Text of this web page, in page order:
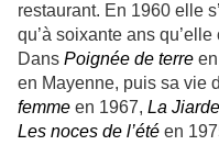
restaurant. En 1960 elle
qu’à soixante ans
Dans Poignée de terre
en Mayenne, puis sa vie
femme en 1967, La
Les noces de l’été en